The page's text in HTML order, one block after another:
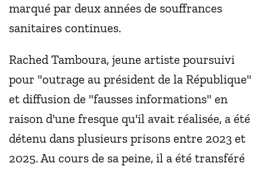
marqué par deux années de souffrances
sanitaires continues.
Rached Tamboura, jeune artiste poursuivi
pour "outrage au président de la République"
et diffusion de "fausses informations" en
raison d'une fresque qu'il avait réalisée, a été
détenu dans plusieurs prisons entre 2023 et
2025. Au cours de sa peine, il a été transféré